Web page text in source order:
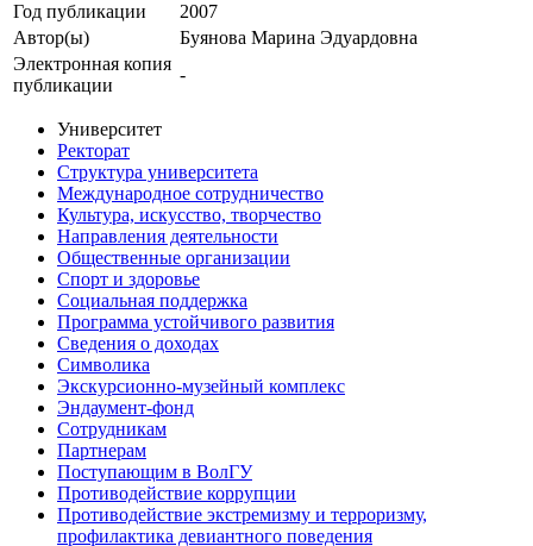
Год публикации
2007
Автор(ы)
Буянова Марина Эдуардовна
Электронная копия
публикации
-
Университет
Ректорат
Структура университета
Международное сотрудничество
Культура, искусство, творчество
Направления деятельности
Общественные организации
Спорт и здоровье
Социальная поддержка
Программа устойчивого развития
Сведения о доходах
Символика
Экскурсионно-музейный комплекс
Эндаумент-фонд
Сотрудникам
Партнерам
Поступающим в ВолГУ
Противодействие коррупции
Противодействие экстремизму и терроризму,
профилактика девиантного поведения